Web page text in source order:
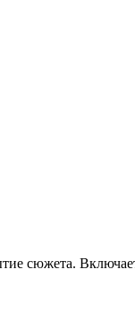
сюжета.